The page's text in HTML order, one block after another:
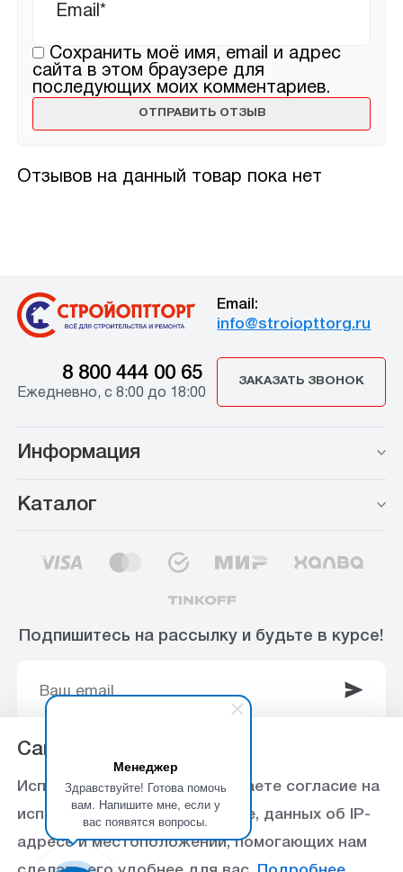
Менеджер
Здравствуйте! Готова помочь
вам. Напишите мне, если у
вас появятся вопросы.
Отзывов на данный товар пока нет
Сохранить моё имя, email и адрес
сайта в этом браузере для
последующих моих комментариев.
Email:
info@stroiopttorg.ru
8 800 444 00 65
Ежедневно, с 8:00 до 18:00
ЗАКАЗАТЬ ЗВОНОК
Информация
Каталог
Подпишитесь на рассылку и будьте в курсе!
© 2003-2025 Интернет-магазин ООО
«Стройоптторг» р/с 40702810360000102415 в
Ставропольское отделение №5230 ПАО Сбербанк,
БИК 040702615
Сайт использует Cookie
Используя данный сайт, вы даете согласие на
использование файлов cookie, данных об IP-
адресе и местоположении, помогающих нам